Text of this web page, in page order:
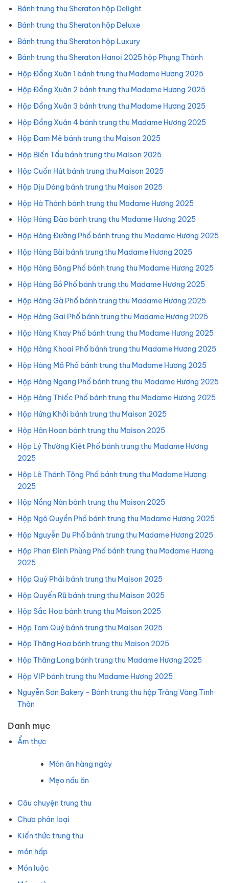
Bánh trung thu Sheraton hộp Delight
Bánh trung thu Sheraton hộp Deluxe
Bánh trung thu Sheraton hộp Luxury
Bánh trung thu Sheraton Hanoi 2025 hộp Phụng Thành
Hộp Đồng Xuân 1 bánh trung thu Madame Hương 2025
Hộp Đồng Xuân 2 bánh trung thu Madame Hương 2025
Hộp Đồng Xuân 3 bánh trung thu Madame Hương 2025
Hộp Đồng Xuân 4 bánh trung thu Madame Hương 2025
Hộp Đam Mê bánh trung thu Maison 2025
Hộp Biến Tấu bánh trung thu Maison 2025
Hộp Cuốn Hút bánh trung thu Maison 2025
Hộp Dịu Dàng bánh trung thu Maison 2025
Hộp Hà Thành bánh trung thu Madame Hương 2025
Hộp Hàng Đào bánh trung thu Madame Hương 2025
Hộp Hàng Đường Phố bánh trung thu Madame Hương 2025
Hộp Hàng Bài bánh trung thu Madame Hương 2025
Hộp Hàng Bông Phố bánh trung thu Madame Hương 2025
Hộp Hàng Bồ Phố bánh trung thu Madame Hương 2025
Hộp Hàng Gà Phố bánh trung thu Madame Hương 2025
Hộp Hàng Gai Phố bánh trung thu Madame Hương 2025
Hộp Hàng Khay Phố bánh trung thu Madame Hương 2025
Hộp Hàng Khoai Phố bánh trung thu Madame Hương 2025
Hộp Hàng Mã Phố bánh trung thu Madame Hương 2025
Hộp Hàng Ngang Phố bánh trung thu Madame Hương 2025
Hộp Hàng Thiếc Phố bánh trung thu Madame Hương 2025
Hộp Hứng Khởi bánh trung thu Maison 2025
Hộp Hân Hoan bánh trung thu Maison 2025
Hộp Lý Thường Kiệt Phố bánh trung thu Madame Hương
2025
Hộp Lê Thánh Tông Phố bánh trung thu Madame Hương
2025
Hộp Nồng Nàn bánh trung thu Maison 2025
Hộp Ngô Quyền Phố bánh trung thu Madame Hương 2025
Hộp Nguyễn Du Phố bánh trung thu Madame Hương 2025
Hộp Phan Đình Phùng Phố bánh trung thu Madame Hương
2025
Hộp Quý Phái bánh trung thu Maison 2025
Hộp Quyến Rũ bánh trung thu Maison 2025
Hộp Sắc Hoa bánh trung thu Maison 2025
Hộp Tam Quý bánh trung thu Maison 2025
Hộp Thăng Hoa bánh trung thu Maison 2025
Hộp Thăng Long bánh trung thu Madame Hương 2025
Hộp VIP bánh trung thu Madame Hương 2025
Nguyễn Sơn Bakery - Bánh trung thu hộp Trăng Vàng Tình
Thân
Danh mục
Ẩm thực
Món ăn hàng ngày
Mẹo nấu ăn
Câu chuyện trung thu
Chưa phân loại
Kiến thức trung thu
món hấp
Món luộc